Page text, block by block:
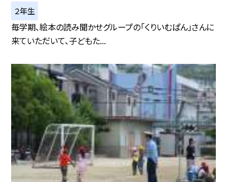
２年生
毎学期、絵本の読み聞かせグループの「くりいむぱん」さんに
来ていただいて、子どもた...